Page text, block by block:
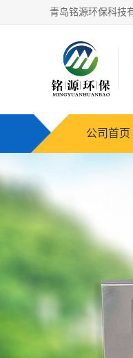
公司首页